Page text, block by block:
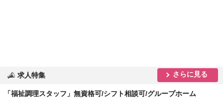
求人特集 さらに見る
「福祉調理スタッフ」無資格可/シフト相談可/グループホーム